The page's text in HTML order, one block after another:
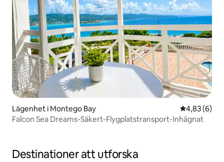
Lägenhet i Montego Bay 4,83 av 5 i
4,83 (6)
Falcon Sea Dreams-Säkert-Flygplatstransport-Inhägnat
Destinationer att utforska